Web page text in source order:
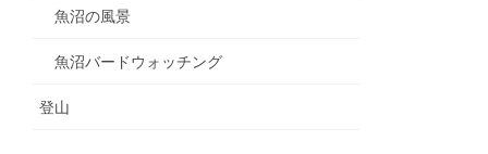
魚沼の風景
魚沼バードウォッチング
登山